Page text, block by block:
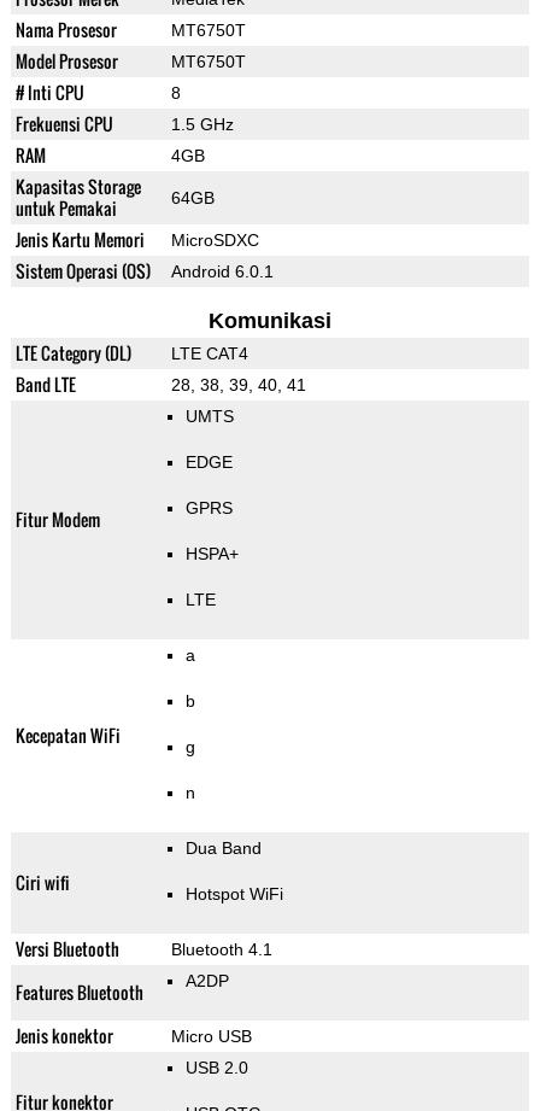
Nama Prosesor MT6750T
Model Prosesor MT6750T
# Inti CPU 8
Frekuensi CPU 1.5 GHz
RAM 4GB
Kapasitas Storage
untuk Pemakai
64GB
Jenis Kartu Memori MicroSDXC
Sistem Operasi (OS) Android 6.0.1
Komunikasi
LTE Category (DL) LTE CAT4
Band LTE 28, 38, 39, 40, 41
Fitur Modem
UMTS
EDGE
GPRS
HSPA+
LTE
Kecepatan WiFi
a
b
g
n
Ciri wifi
Dua Band
Hotspot WiFi
Versi Bluetooth Bluetooth 4.1
Features Bluetooth A2DP
Jenis konektor Micro USB
Fitur konektor
USB 2.0